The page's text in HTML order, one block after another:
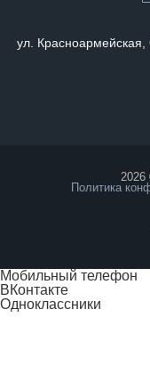
ул.
Политика
Мобильный телефон
ВКонтакте
Одноклассники